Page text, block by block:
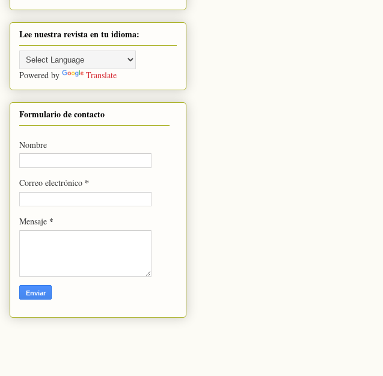
Lee nuestra revista en tu idioma:
Powered by Translate
Formulario de contacto
Nombre
Correo electrónico *
Mensaje *